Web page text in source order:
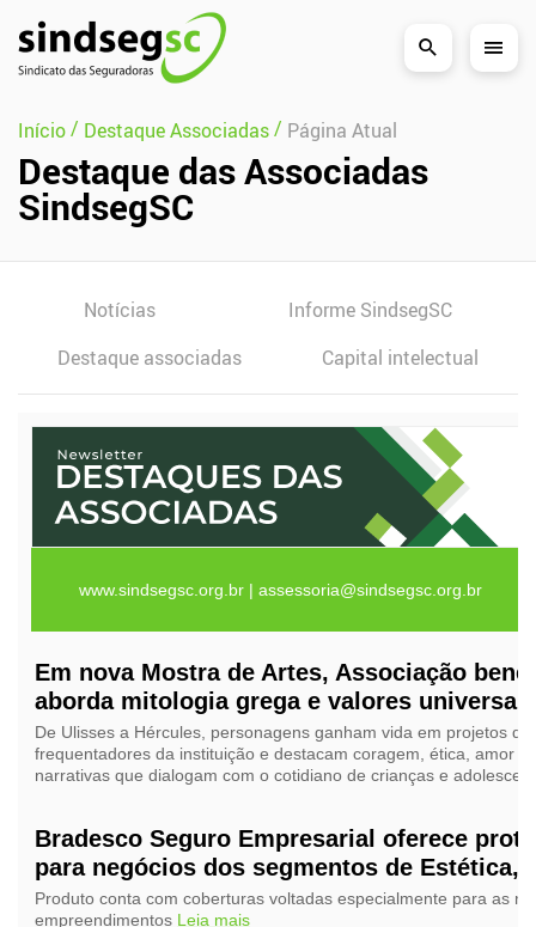
Pular Navegação (s)
Início/ Destaque Associadas/ Página Atual
Destaque das Associadas
SindsegSC
Notícias
Informe SindsegSC
Destaque associadas
Capital intelectual